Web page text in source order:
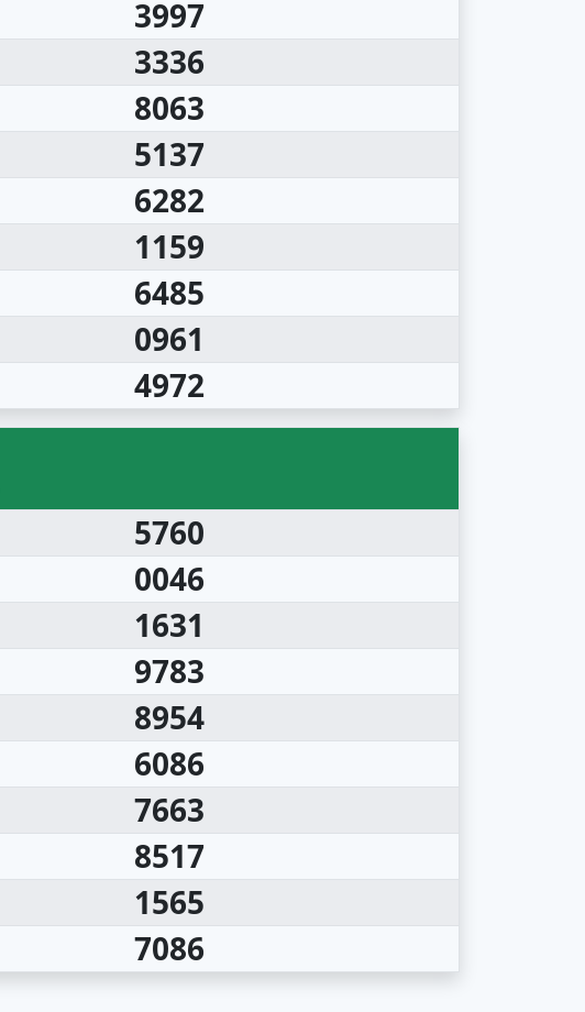
3997
3336
8063
5137
6282
1159
6485
0961
4972
5760
0046
1631
9783
8954
6086
7663
8517
1565
7086